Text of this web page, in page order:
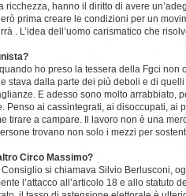
ricchezza, hanno il diritto di avere
prima creare le condizioni per un
. L’idea dell’uomo carismatico che
ho preso la tessera della Fgci non
stava dalla parte dei più deboli e di
E adesso sono molto arrabbiato,
Penso ai cassintegrati, ai disoccupati, ai
tirare a campare. Il lavoro non è una
trovano non solo i mezzi per
Circo Massimo?
si chiamava Silvio Berlusconi,
l’attacco all’articolo 18 e allo statuto